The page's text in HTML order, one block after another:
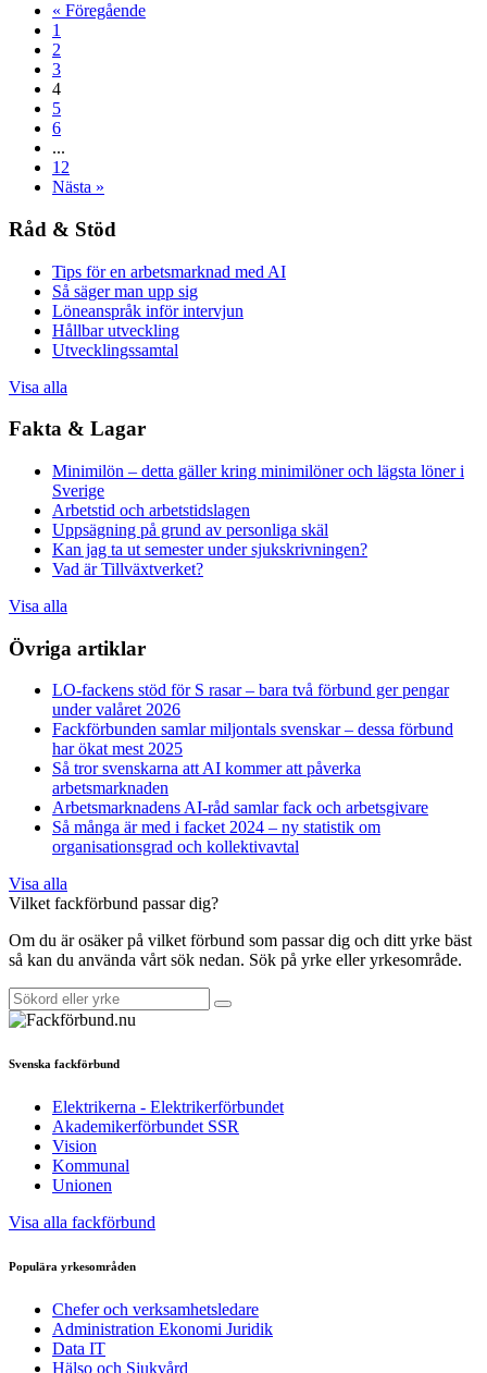
« Föregående
1
2
3
4
5
6
...
12
Nästa »
Råd & Stöd
Tips för en arbetsmarknad med AI
Så säger man upp sig
Löneanspråk inför intervjun
Hållbar utveckling
Utvecklingssamtal
Visa alla
Fakta & Lagar
Minimilön – detta gäller kring minimilöner och lägsta löner i
Sverige
Arbetstid och arbetstidslagen
Uppsägning på grund av personliga skäl
Kan jag ta ut semester under sjukskrivningen?
Vad är Tillväxtverket?
Visa alla
Övriga artiklar
LO-fackens stöd för S rasar – bara två förbund ger pengar
under valåret 2026
Fackförbunden samlar miljontals svenskar – dessa förbund
har ökat mest 2025
Så tror svenskarna att AI kommer att påverka
arbetsmarknaden
Arbetsmarknadens AI-råd samlar fack och arbetsgivare
Så många är med i facket 2024 – ny statistik om
organisationsgrad och kollektivavtal
Visa alla
Vilket fackförbund passar dig?
Om du är osäker på vilket förbund som passar dig och ditt yrke bäst
så kan du använda vårt sök nedan. Sök på yrke eller yrkesområde.
Svenska fackförbund
Elektrikerna - Elektrikerförbundet
Akademikerförbundet SSR
Vision
Kommunal
Unionen
Visa alla fackförbund
Populära yrkesområden
Chefer och verksamhetsledare
Administration Ekonomi Juridik
Data IT
Hälso och Sjukvård